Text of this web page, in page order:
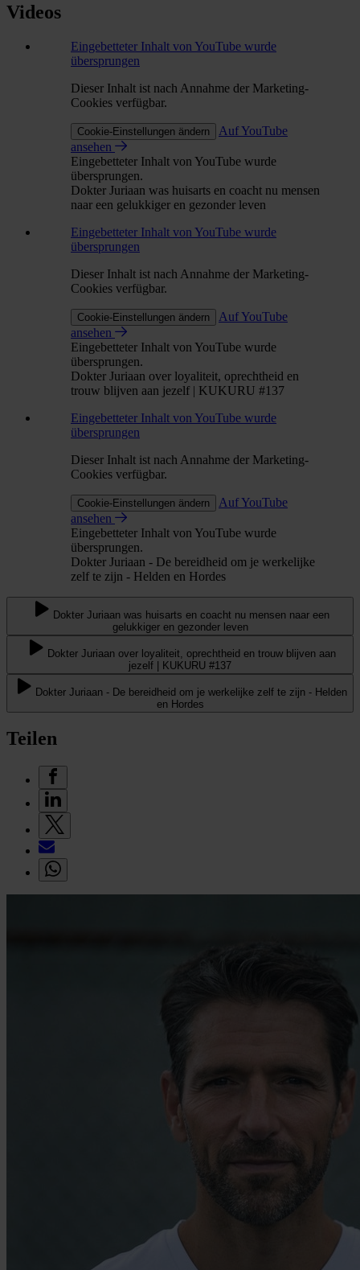
Videos
Eingebetteter Inhalt von YouTube wurde
übersprungen
Dieser Inhalt ist nach Annahme der Marketing-
Cookies verfügbar.
Cookie-Einstellungen ändern
Auf YouTube
ansehen
Eingebetteter Inhalt von YouTube wurde
übersprungen.
Dokter Juriaan was huisarts en coacht nu mensen
naar een gelukkiger en gezonder leven
Eingebetteter Inhalt von YouTube wurde
übersprungen
Dieser Inhalt ist nach Annahme der Marketing-
Cookies verfügbar.
Cookie-Einstellungen ändern
Auf YouTube
ansehen
Eingebetteter Inhalt von YouTube wurde
übersprungen.
Dokter Juriaan over loyaliteit, oprechtheid en
trouw blijven aan jezelf | KUKURU #137
Eingebetteter Inhalt von YouTube wurde
übersprungen
Dieser Inhalt ist nach Annahme der Marketing-
Cookies verfügbar.
Cookie-Einstellungen ändern
Auf YouTube
ansehen
Eingebetteter Inhalt von YouTube wurde
übersprungen.
Dokter Juriaan - De bereidheid om je werkelijke
zelf te zijn - Helden en Hordes
Dokter Juriaan was huisarts en coacht nu mensen naar een
gelukkiger en gezonder leven
Dokter Juriaan over loyaliteit, oprechtheid en trouw blijven aan
jezelf | KUKURU #137
Dokter Juriaan - De bereidheid om je werkelijke zelf te zijn - Helden
en Hordes
Teilen